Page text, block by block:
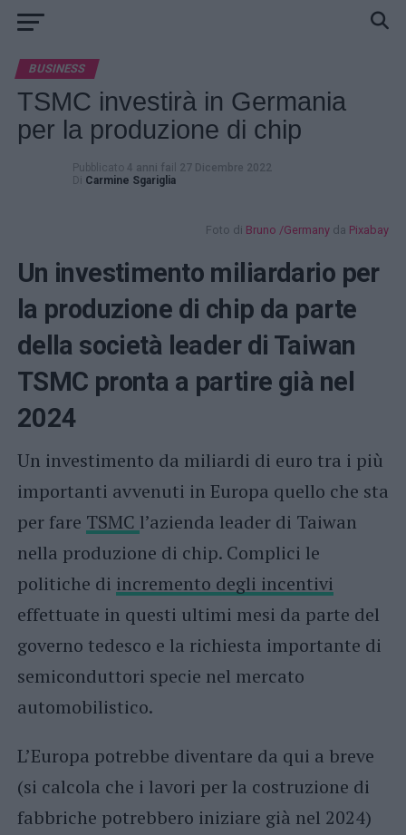
BUSINESS
TSMC investirà in Germania
per la produzione di chip
Pubblicato 4 anni fail 27 Dicembre 2022
Di Carmine Sgariglia
Foto di Bruno /Germany da Pixabay
Un investimento miliardario per
la produzione di chip da parte
della società leader di Taiwan
TSMC pronta a partire già nel
2024
Un investimento da miliardi di euro tra i più
importanti avvenuti in Europa quello che sta
per fare TSMC l’azienda leader di Taiwan
nella produzione di chip. Complici le
politiche di incremento degli incentivi
effettuate in questi ultimi mesi da parte del
governo tedesco e la richiesta importante di
semiconduttori specie nel mercato
automobilistico.
L’Europa potrebbe diventare da qui a breve
(si calcola che i lavori per la costruzione di
fabbriche potrebbero iniziare già nel 2024)